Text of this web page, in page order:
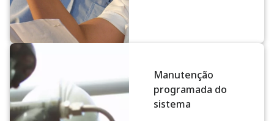
Manutenção
programada do
sistema